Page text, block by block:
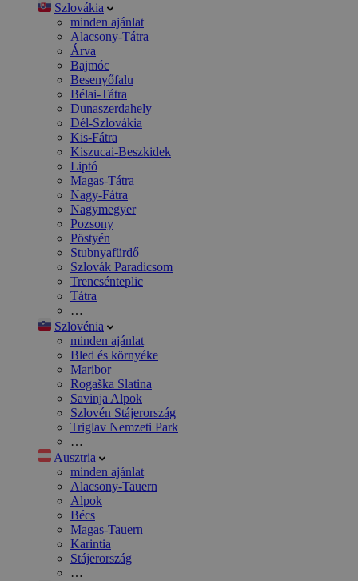
Szlovákia
minden ajánlat
Alacsony-Tátra
Árva
Bajmóc
Besenyőfalu
Bélai-Tátra
Dunaszerdahely
Dél-Szlovákia
Kis-Fátra
Kiszucai-Beszkidek
Liptó
Magas-Tátra
Nagy-Fátra
Nagymegyer
Pozsony
Pöstyén
Stubnyafürdő
Szlovák Paradicsom
Trencsénteplic
Tátra
…
Szlovénia
minden ajánlat
Bled és környéke
Maribor
Rogaška Slatina
Savinja Alpok
Szlovén Stájerország
Triglav Nemzeti Park
…
Ausztria
minden ajánlat
Alacsony-Tauern
Alpok
Bécs
Magas-Tauern
Karintia
Stájerország
…